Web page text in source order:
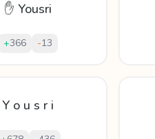
✋ Yousri
+366 -13
Y o u s r i